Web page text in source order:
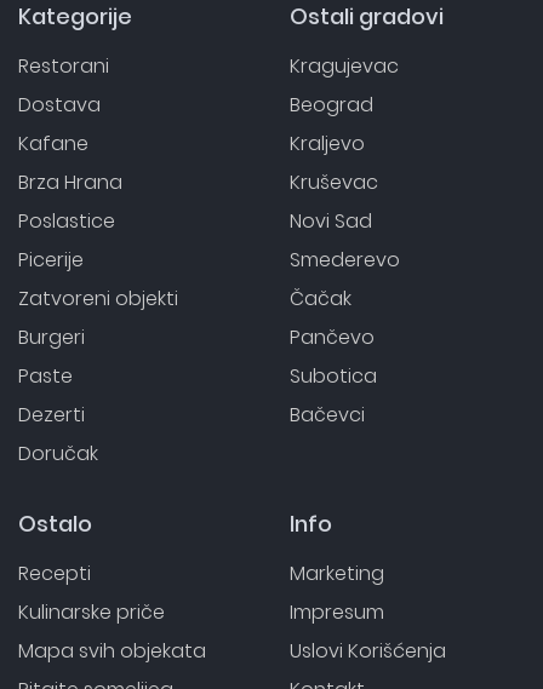
Kategorije
Restorani
Dostava
Kafane
Brza Hrana
Poslastice
Picerije
Zatvoreni objekti
Burgeri
Paste
Dezerti
Doručak
Ostali gradovi
Kragujevac
Beograd
Kraljevo
Kruševac
Novi Sad
Smederevo
Čačak
Pančevo
Subotica
Bačevci
Ostalo
Recepti
Kulinarske priče
Mapa svih objekata
Info
Marketing
Impresum
Uslovi Korišćenja